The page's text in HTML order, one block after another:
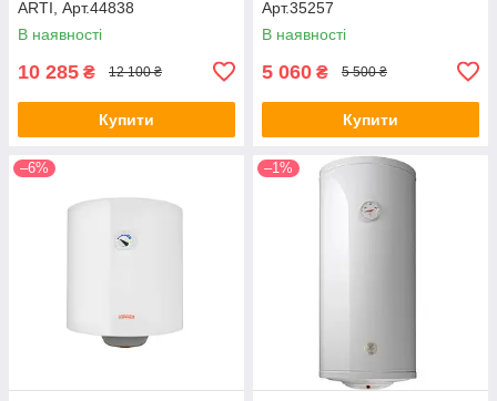
ARTI, Арт.44838
В наявності
10 285 ₴ 12 100 ₴
Купити
Арт.35257
В наявності
5 060 ₴ 5 500 ₴
Купити
–6% –1%